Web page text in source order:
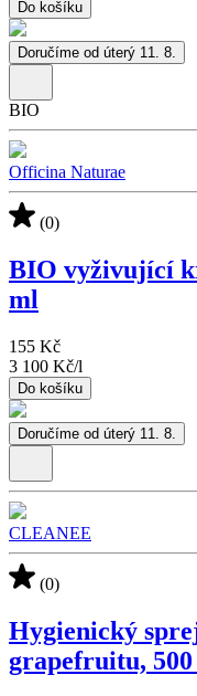
Do košíku
Doručíme od úterý 11. 8.
BIO
Officina Naturae
(0)
BIO vyživující
ml
155 Kč
3 100 Kč/l
Do košíku
Doručíme od úterý 11. 8.
CLEANEE
(0)
Hygienický
grapefruitu,